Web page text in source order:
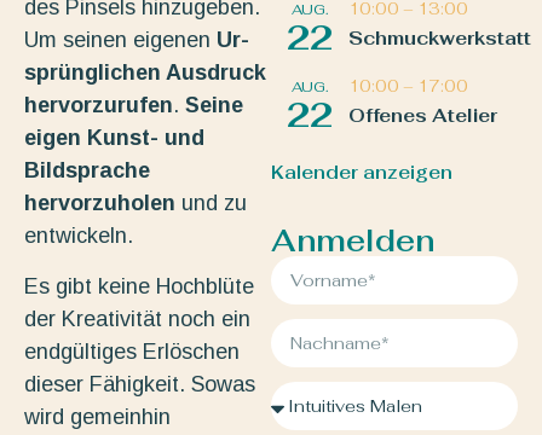
des Pinsels hinzugeben.
Um seinen eigenen Ur-
sprünglichen Ausdruck
hervorzurufen. Seine
eigen Kunst- und
Bildsprache
hervorzuholen und zu
entwickeln.
Es gibt keine Hochblüte
der Kreativität noch ein
endgültiges Erlöschen
dieser Fähigkeit. Sowas
wird gemeinhin
AUG.
22
10:00 – 13:00
Schmuckwerkstatt
AUG.
22
10:00 – 17:00
Offenes Atelier
Kalender anzeigen
Anmelden